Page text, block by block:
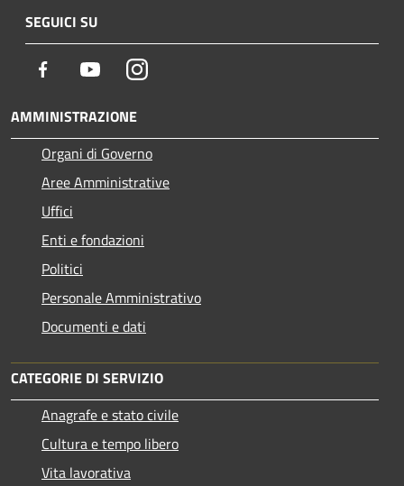
SEGUICI SU
Facebook YoutubeInstagram
AMMINISTRAZIONE
Organi di Governo
Aree Amministrative
Uffici
Enti e fondazioni
Politici
Personale Amministrativo
Documenti e dati
CATEGORIE DI SERVIZIO
Anagrafe e stato civile
Cultura e tempo libero
Vita lavorativa